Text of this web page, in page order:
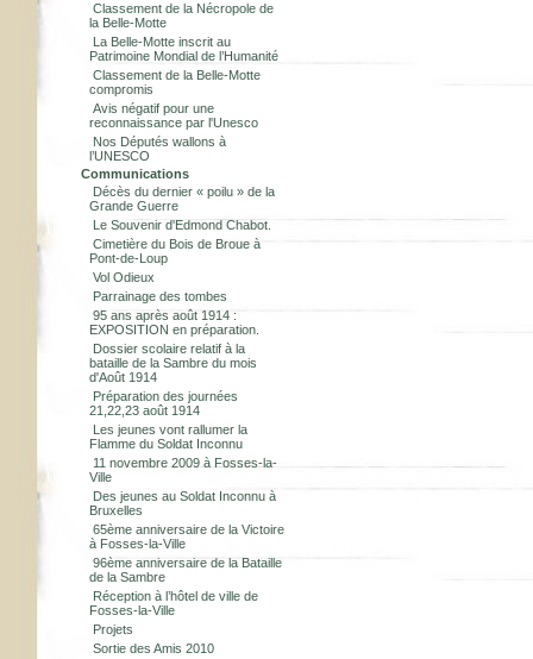
Classement de la Nécropole de
la Belle-Motte
La Belle-Motte inscrit au
Patrimoine Mondial de l’Humanité
Classement de la Belle-Motte
compromis
Avis négatif pour une
reconnaissance par l'Unesco
Nos Députés wallons à
l’UNESCO
Communications
Décès du dernier « poilu » de la
Grande Guerre
Le Souvenir d'Edmond Chabot.
Cimetière du Bois de Broue à
Pont-de-Loup
Vol Odieux
Parrainage des tombes
95 ans après août 1914 :
EXPOSITION en préparation.
Dossier scolaire relatif à la
bataille de la Sambre du mois
d'Août 1914
Préparation des journées
21,22,23 août 1914
Les jeunes vont rallumer la
Flamme du Soldat Inconnu
11 novembre 2009 à Fosses-la-
Ville
Des jeunes au Soldat Inconnu à
Bruxelles
65ème anniversaire de la Victoire
à Fosses-la-Ville
96ème anniversaire de la Bataille
de la Sambre
Réception à l’hôtel de ville de
Fosses-la-Ville
Projets
Sortie des Amis 2010